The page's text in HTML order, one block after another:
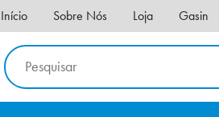
Início Sobre Nós Loja Gasin